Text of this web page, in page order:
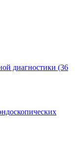
диагностики (36